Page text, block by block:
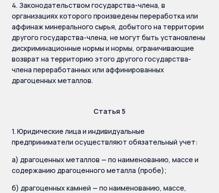
4. Законодательством государства-члена, в
организациях которого произведены переработка или
аффинаж минерального сырья, добытого на территории
другого государства-члена, не могут быть установлены
дискриминационные нормы и нормы, ограничивающие
возврат на территорию этого другого государства-
члена переработанных или аффинированных
драгоценных металлов.
Статья 5
1. Юридические лица и индивидуальные
предприниматели осуществляют обязательный учет:
а) драгоценных металлов — по наименованию, массе и
содержанию драгоценного металла (пробе);
б) драгоценных камней — по наименованию, массе,